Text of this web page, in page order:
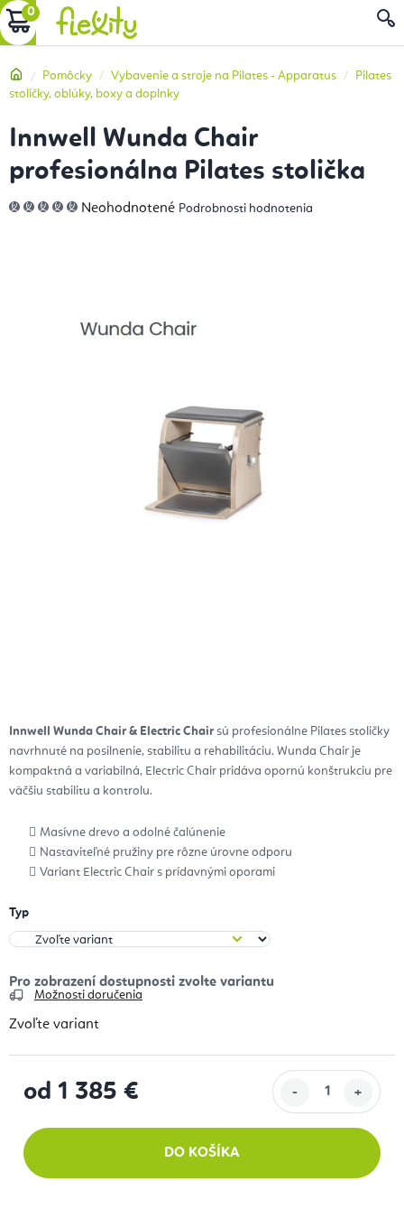
Prejsť
na
NÁKUPNÝ
DomovPomôcky Vybavenie a stroje na Pilates - Apparatus
Pilates
stoličky, oblúky, boxy a doplnky
Innwell Wunda Chair & Electric Chair sú profesionálne Pilates stoličky
navrhnuté na posilnenie, stabilitu a rehabilitáciu. Wunda Chair je
kompaktná a variabilná, Electric Chair pridáva opornú konštrukciu pre
väčšiu stabilitu a kontrolu.
Masívne drevo a odolné čalúnenie
Nastaviteľné pružiny pre rôzne úrovne odporu
Variant Electric Chair s prídavnými oporami
Typ
Možnosti doručenia
Zvoľte variant
od 1 385 €
DO KOŠÍKA
Innwell Wunda Chair
profesionálna Pilates stolička
Priemerné
hodnotenie
Neohodnotené Podrobnosti hodnotenia